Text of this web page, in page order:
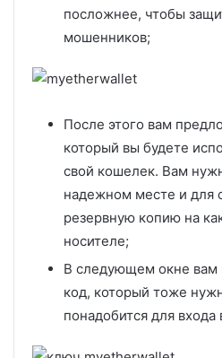
посложнее, чтобы
мошенников;
После этого вам
который вы будете
свой кошелек. Вам
надежном месте и для
резервную копию на
носителе;
В следующем окне вам
код, который тоже
понадобится для входа